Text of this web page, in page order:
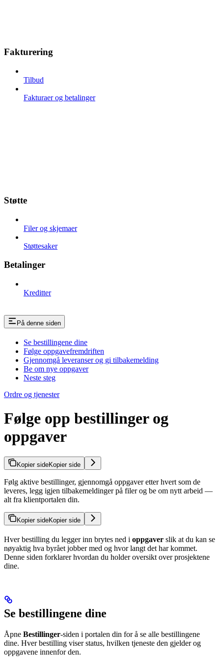
Fakturering
Tilbud
Fakturaer og betalinger
Støtte
Filer og skjemaer
Støttesaker
Betalinger
Kreditter
På denne siden
Se bestillingene dine
Følge oppgavefremdriften
Gjennomgå leveranser og gi tilbakemelding
Be om nye oppgaver
Neste steg
Ordre og tjenester
Følge opp bestillinger og
oppgaver
Kopier sideKopier side
Følg aktive bestillinger, gjennomgå oppgaver etter hvert som de
leveres, legg igjen tilbakemeldinger på filer og be om nytt arbeid —
alt fra klientportalen din.
Kopier sideKopier side
Hver bestilling du legger inn brytes ned i oppgaver slik at du kan se
nøyaktig hva byrået jobber med og hvor langt det har kommet.
Denne siden forklarer hvordan du holder oversikt over prosjektene
dine.
Se bestillingene dine
Åpne Bestillinger-siden i portalen din for å se alle bestillingene
dine. Hver bestilling viser status, hvilken tjeneste den gjelder og
oppgavene innenfor den.